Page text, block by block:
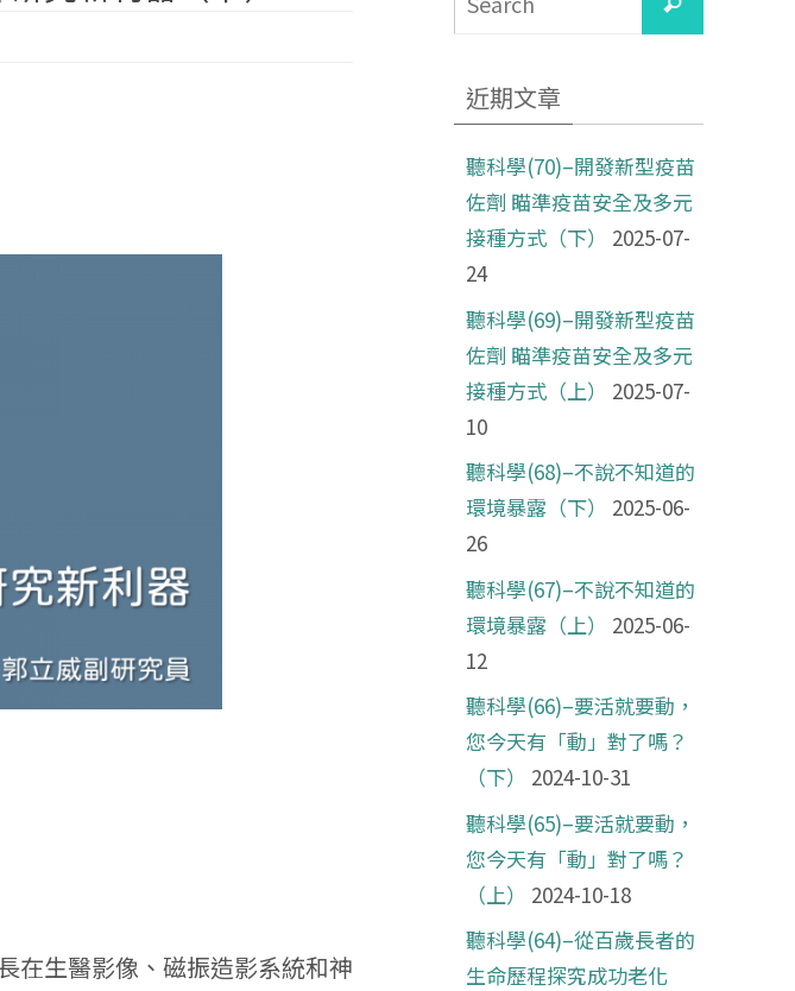
在生醫影像、磁振造影系統和神
近期文章
聽科學(70)–開發新型疫苗
佐劑 瞄準疫苗安全及多元
接種方式（下）
2025-07-
24
聽科學(69)–開發新型疫苗
佐劑 瞄準疫苗安全及多元
接種方式（上）
2025-07-
10
聽科學(68)–不說不知道的
環境暴露（下）
2025-06-
26
聽科學(67)–不說不知道的
環境暴露（上）
2025-06-
12
聽科學(66)–要活就要動，
您今天有「動」對了嗎？
（下）
2024-10-31
聽科學(65)–要活就要動，
您今天有「動」對了嗎？
（上）
2024-10-18
聽科學(64)–從百歲長者的
生命歷程探究成功老化